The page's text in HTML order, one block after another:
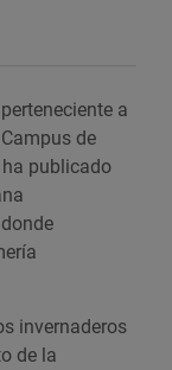
a
de
publicado
invernaderos
de la